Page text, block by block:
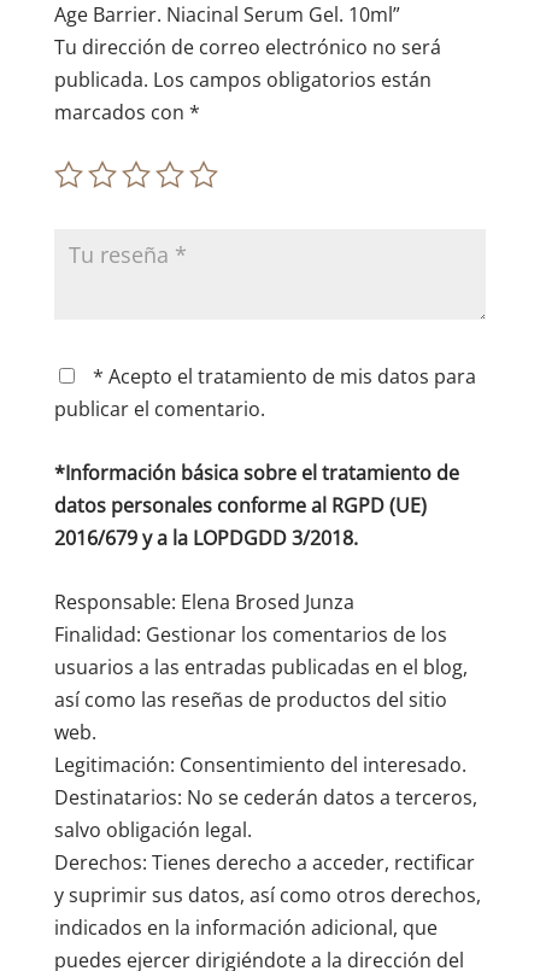
Age Barrier. Niacinal Serum Gel. 10ml”
Tu dirección de correo electrónico no será
publicada. Los campos obligatorios están
marcados con *
* Acepto el tratamiento de mis datos para
publicar el comentario.
*Información básica sobre el tratamiento de
datos personales conforme al RGPD (UE)
2016/679 y a la LOPDGDD 3/2018.
Responsable: Elena Brosed Junza
Finalidad: Gestionar los comentarios de los
usuarios a las entradas publicadas en el blog,
así como las reseñas de productos del sitio
web.
Legitimación: Consentimiento del interesado.
Destinatarios: No se cederán datos a terceros,
salvo obligación legal.
Derechos: Tienes derecho a acceder, rectificar
y suprimir sus datos, así como otros derechos,
indicados en la información adicional, que
puedes ejercer dirigiéndote a la dirección del